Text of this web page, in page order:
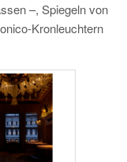
–, Spiegeln von
Kronleuchtern